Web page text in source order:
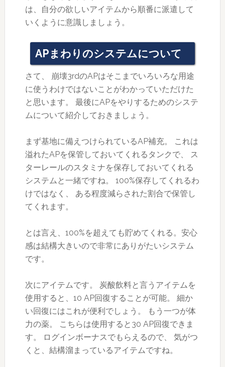
は、自分の欲しいアイテムから順番に派遣して
いくように意識しましょう。
APまわりのシステムについて
さて、 崩壊3rdのAPはそこまでいろいろな用途
に使うわけではないことがわかっていただけた
と思います。 最後にAPをやりするためのシステ
ムについて紹介しておきましょう。
まず基地に備えつけられているAP補充。 これは
溢れたAPを保管しておいてくれるタンクで、 ス
ターレールのスタミナを保存しておいてくれる
システムと一緒ですね。 100%保存してくれるわ
けではなく、 ある程度減らされた割合で保管し
てくれます。
とは言え、100%を超えても貯めてくれる。安心
感は結構大きいので非常にありがたいシステム
です。
次にアイテムです。 炭酸飲料と言うアイテムを
使用すると、10 AP回復することが可能。 細か
い回復にはこれが便利でしょう。 もう一つが体
力の薬。 こちらは使用すると30 AP回復できま
す。 ログインボーナスでもらえるので、 気がつ
くと、結構溜まっているアイテムですね。